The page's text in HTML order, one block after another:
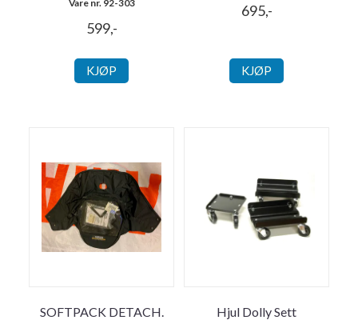
Vare nr. 92-303
599,-
KJØP
695,-
KJØP
SOFTPACK DETACH.
Hjul Dolly Sett